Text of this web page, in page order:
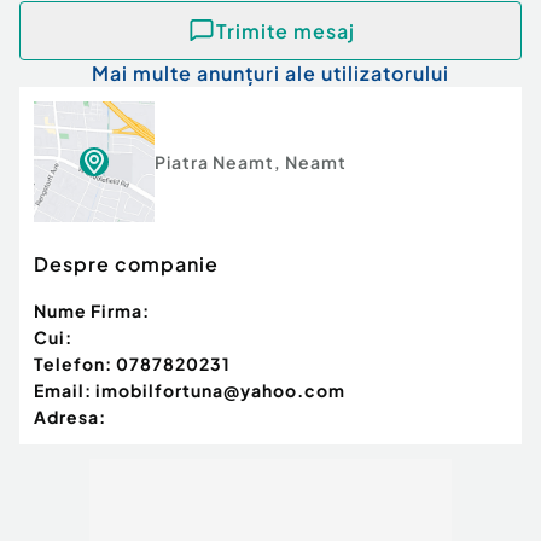
Trimite mesaj
Mai multe anunțuri ale utilizatorului
Piatra Neamt, Neamt
Despre companie
Nume Firma:
Cui:
Telefon: 0787820231
Email: imobilfortuna@yahoo.com
Adresa: